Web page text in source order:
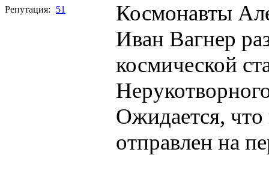
Репутация: 51
Космонавты
Иван Вагнер
космической
Ожидается, что
отправлен на